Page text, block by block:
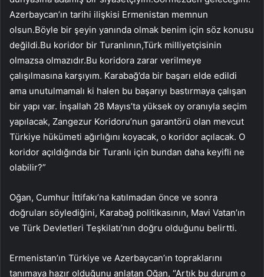
Azerbaycan’ın tarihi ilişkisi Ermenistan memnun
olsun.Böyle bir şeyin yanında olmak benim için söz konusu
değildi.Bu koridor bir Turanlının,Türk milliyetçisinin
olmazsa olmazıdır.Bu koridora zarar verilmeye
çalışılmasına karşıyım. Karabağ’da bir başarı elde edildi
ama unutulmamalı ki halen bu başarıyı bastırmaya çalışan
bir yapı var. İnşallah 28 Mayıs’ta yüksek oy oranıyla seçim
yapılacak, Zangezur Koridoru’nun garantörü olan mevcut
Türkiye hükümeti ağırlığını koyacak, o koridor açılacak. O
koridor açıldığında bir Turanlı için bundan daha keyifli ne
olabilir?”
Oğan, Cumhur İttifakı’na katılmadan önce ve sonra
doğruları söylediğini, Karabağ politikasının, Mavi Vatan’ın
ve Türk Devletleri Teşkilatı’nın doğru olduğunu belirtti.
Ermenistan’ın Türkiye ve Azerbaycan’ın topraklarını
tanımaya hazır olduğunu anlatan Oğan, “Artık bu durum o